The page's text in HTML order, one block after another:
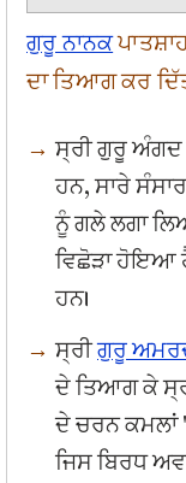
ਗੁਰੂ ਨਾਨਕ
ਦਾ ਤਿਆਗ ਕਰ
ਸ੍ਰੀ ਗੁਰੂ ਅੰਗਦ
ਹਨ, ਸਾਰੇ
ਨੂੰ ਗਲੇ ਲਗਾ
ਵਿਛੋੜਾ ਹੋਇਆ
ਹਨ।
ਸ੍ਰੀਗੁਰੂ
ਦੇ ਤਿਆਗ ਕੇ
ਦੇ ਚਰਨ ਕਮਲਾਂ
ਜਿਸ ਬਿਰਧ